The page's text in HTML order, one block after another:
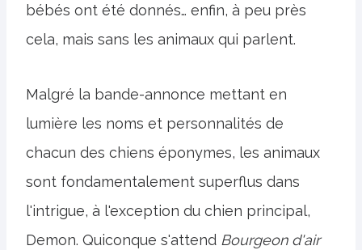
bébés ont été donnés… enfin, à peu près
cela, mais sans les animaux qui parlent.
Malgré la bande-annonce mettant en
lumière les noms et personnalités de
chacun des chiens éponymes, les animaux
sont fondamentalement superflus dans
l'intrigue, à l'exception du chien principal,
Demon. Quiconque s'attend Bourgeon d'air